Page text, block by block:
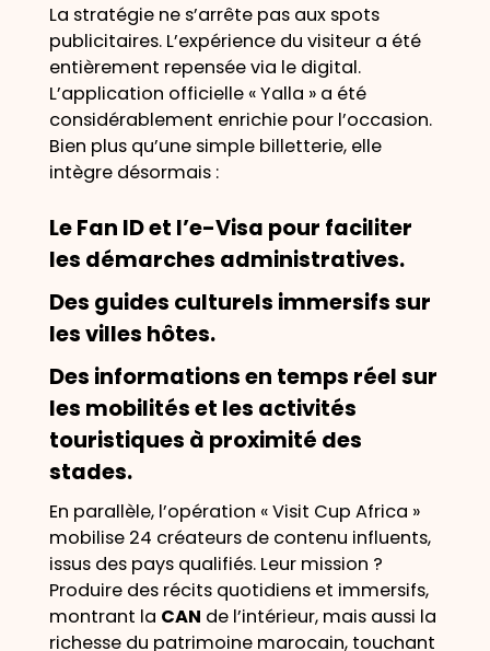
La stratégie ne s’arrête pas aux spots
publicitaires. L’expérience du visiteur a été
entièrement repensée via le digital.
L’application officielle « Yalla » a été
considérablement enrichie pour l’occasion.
Bien plus qu’une simple billetterie, elle
intègre désormais :
LeFan IDet l’e-Visa pour faciliter
les démarches administratives.
Des guides culturels immersifs sur
les villes hôtes.
Des informations en temps réel sur
les mobilités et les activités
touristiques à proximité des
stades.
En parallèle, l’opération « Visit Cup Africa »
mobilise 24 créateurs de contenu influents,
issus des pays qualifiés. Leur mission ?
Produire des récits quotidiens et immersifs,
montrant la CAN de l’intérieur, mais aussi la
richesse du patrimoine marocain, touchant